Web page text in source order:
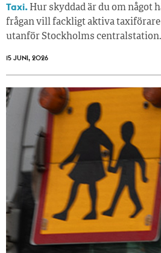
Taxi. Hur skyddad är du om något
frågan vill fackligt aktiva taxiförare
utanför Stockholms centralstation.
15 JUNI, 2026